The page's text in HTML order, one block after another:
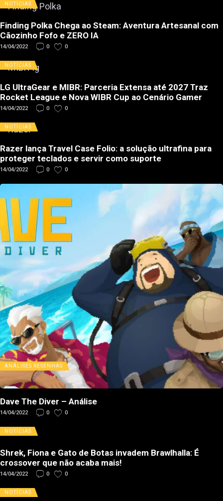
NOTÍCIAS
Finding Polka Chega ao Steam: Aventura Artesanal com
Cãozinho Fofo e ZERO IA
14/04/2022 0 0
NOTÍCIAS
LG UltraGear e MIBR: Parceria Extensa até 2027 Traz
Rocket League e Nova WIBR Cup ao Cenário Gamer
14/04/2022 0 0
NOTÍCIAS
Razer lança Travel Case Folio: a solução ultrafina para
proteger teclados e servir como suporte
14/04/2022 0 0
ANÁLISES RESENHAS
Dave The Diver – Análise
14/04/2022 0 0
NOTÍCIAS
Shrek, Fiona e Gato de Botas invadem Brawlhalla: É
crossover que não acaba mais!
14/04/2022 0 0
NOTÍCIAS